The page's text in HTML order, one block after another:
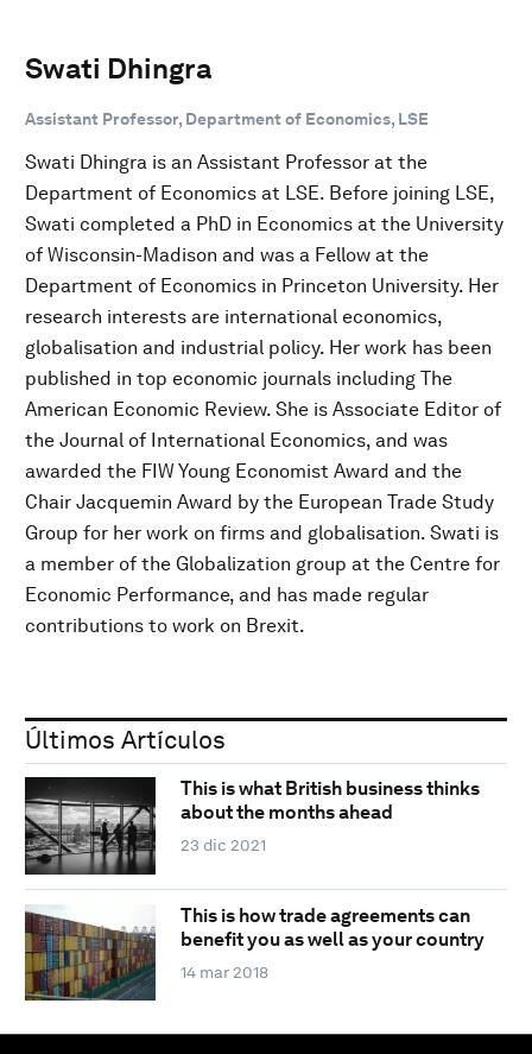
Swati Dhingra
Assistant Professor, Department of Economics, LSE
Swati Dhingra is an Assistant Professor at the
Department of Economics at LSE. Before joining LSE,
Swati completed a PhD in Economics at the University
of Wisconsin-Madison and was a Fellow at the
Department of Economics in Princeton University. Her
research interests are international economics,
globalisation and industrial policy. Her work has been
published in top economic journals including The
American Economic Review. She is Associate Editor of
the Journal of International Economics, and was
awarded the FIW Young Economist Award and the
Chair Jacquemin Award by the European Trade Study
Group for her work on firms and globalisation. Swati is
a member of the Globalization group at the Centre for
Economic Performance, and has made regular
contributions to work on Brexit.
Últimos Artículos
This is what British business thinks
about the months ahead
23 dic 2021
This is how trade agreements can
benefit you as well as your country
14 mar 2018